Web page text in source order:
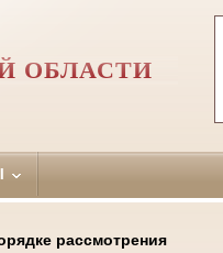
ОБЛАСТИ
рассмотрения